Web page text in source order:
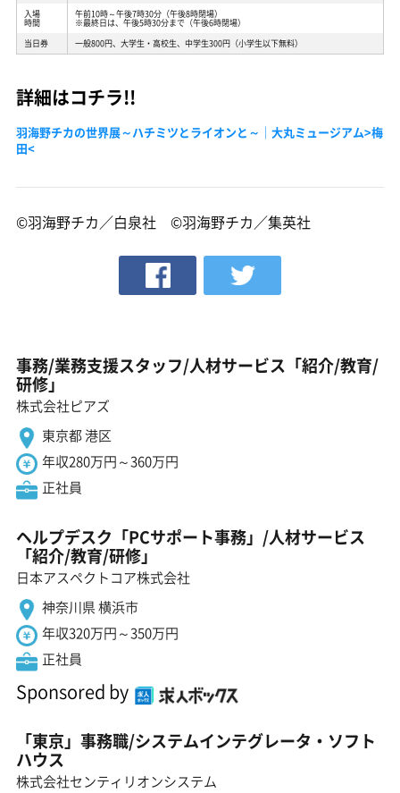
入場
時間
午前10時～午後7時30分（午後8時閉場）
※最終日は、午後5時30分まで（午後6時閉場）
当日券
一般800円、大学生・高校生、中学生300円（小学生以下無料）
詳細はコチラ!!
羽海野チカの世界展～ハチミツとライオンと～｜大丸ミュージアム>梅
田<
©羽海野チカ／白泉社 ©羽海野チカ／集英社
事務/業務支援スタッフ/人材サービス「紹介/教育/
研修」
株式会社ピアズ
東京都 港区
年収280万円～360万円
正社員
ヘルプデスク「PCサポート事務」/人材サービス
「紹介/教育/研修」
日本アスペクトコア株式会社
神奈川県 横浜市
年収320万円～350万円
正社員
Sponsored by
「東京」事務職/システムインテグレータ・ソフト
ハウス
株式会社センティリオンシステム